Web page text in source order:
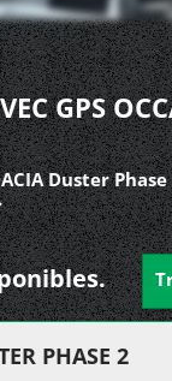
GPS
Duster
PHASE 2